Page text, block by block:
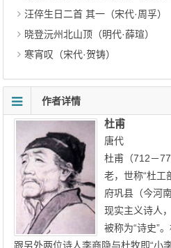
汪倅生日二首 其一（宋代·周孚）
晓登沅州北山顶（明代·薛瑄）
寒宵叹（宋代·贺铸）
作者详情
杜甫
唐代
杜甫（712－
老，世称“杜工
府巩县（今河
现实主义诗人
被称为“诗史”
跟另外两位诗人李商隐与杜牧即“小